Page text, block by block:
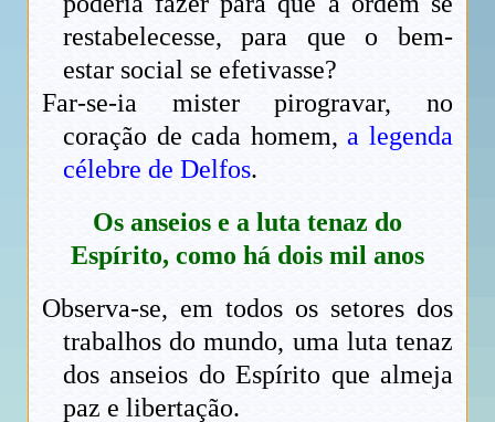
restabelecesse, para que o bem-
estar social se efetivasse?
Far-se-ia mister pirogravar, no
coração de cada homem,a legenda
célebre de Delfos.
Os anseios e a luta tenaz do
Espírito, como há dois mil anos
Observa-se, em todos os setores dos
trabalhos do mundo, uma luta tenaz
dos anseios do Espírito que almeja
paz e libertação.